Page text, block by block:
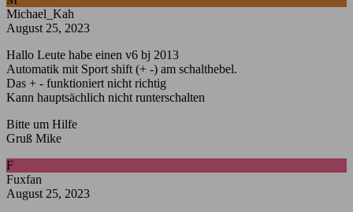
Michael_Kah
August 25, 2023
Hallo Leute habe einen v6 bj 2013
Automatik mit Sport shift (+ -) am schalthebel.
Das + - funktioniert nicht richtig
Kann hauptsächlich nicht runterschalten
Bitte um Hilfe
Gruß Mike
F
Fuxfan
August 25, 2023